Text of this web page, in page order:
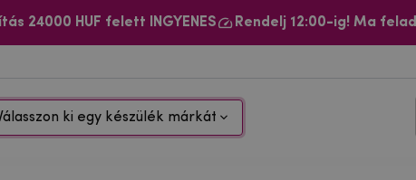
24000 HUF felett INGYENES Rendelj 12:00-ig! Ma
ki egy készülék márkát